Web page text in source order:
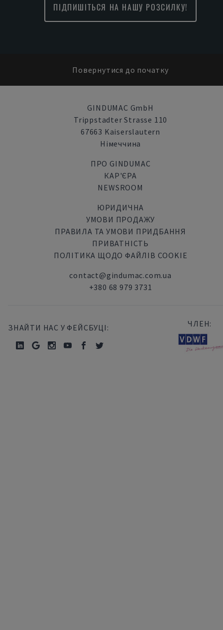
ПІДПИШІТЬСЯ НА НАШУ РОЗСИЛКУ!
Повернутися до початку
GINDUMAC GmbH
Trippstadter Strasse 110
67663 Kaiserslautern
Німеччина
ПРО GINDUMAC
КАР'ЄРА
NEWSROOM
ЮРИДИЧНА
УМОВИ ПРОДАЖУ
ПРАВИЛА ТА УМОВИ ПРИДБАННЯ
ПРИВАТНІСТЬ
ПОЛІТИКА ЩОДО ФАЙЛІВ COOKIE
contact@gindumac.com.ua
+380 68 979 3731
ЗНАЙТИ НАС У ФЕЙСБУЦІ: ЧЛЕН: